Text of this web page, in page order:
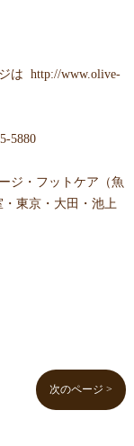
は http://www.olive-
5880
ジ・フットケア（魚
東京・大田・池上
次のページ >